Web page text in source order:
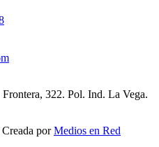
322. Pol. Ind. La Vega.
porMedios en Red